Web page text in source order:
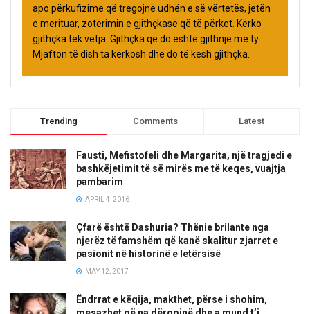
apo përkufizime që tregojnë udhën e së vërtetës, jetën
e merituar, zotërimin e gjithçkasë që të përket. Kërko
gjithçka tek vetja. Gjithçka që do është gjithnjë me ty.
Mjafton të dish ta kërkosh dhe do të kesh gjithçka.
Trending Comments Latest
Fausti, Mefistofeli dhe Margarita, një tragjedi e
bashkëjetimit të së mirës me të keqes, vuajtja
pambarim
APRIL 4, 2016
Çfarë është Dashuria? Thënie brilante nga
njerëz të famshëm që kanë skalitur zjarret e
pasionit në historinë e letërsisë
MAY 12, 2017
Ëndrrat e këqija, makthet, përse i shohim,